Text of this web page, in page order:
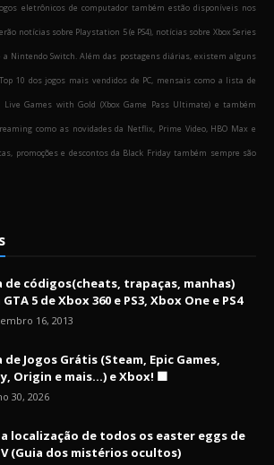
eletrônicos de computador também estão disponíveis nos
notícias sobre Playstation 5 (e PS4), notícias sobre Xbox Series
a Nintendo Switch. Além das postagens diárias, existem alguns
10 dos jogos mais vendidos de PC, mensais como a lista de
Live Games with Gold (Xbox Game Pass Ultimate) e também
como as novidades da Netflix, Prime Video, HBO Max e
promoções e descontos da Black Friday também sempre são
de códigos(cheats, trapaças, manhas)
5 de Xbox 360 e PS3, Xbox One e PS4
16, 2013
de Jogos Grátis (Steam, Epic Games,
Origin e mais...) e Xbox! 🟩
30, 2026
a localização de todos os easter eggs de
V (Guia dos mistérios ocultos)